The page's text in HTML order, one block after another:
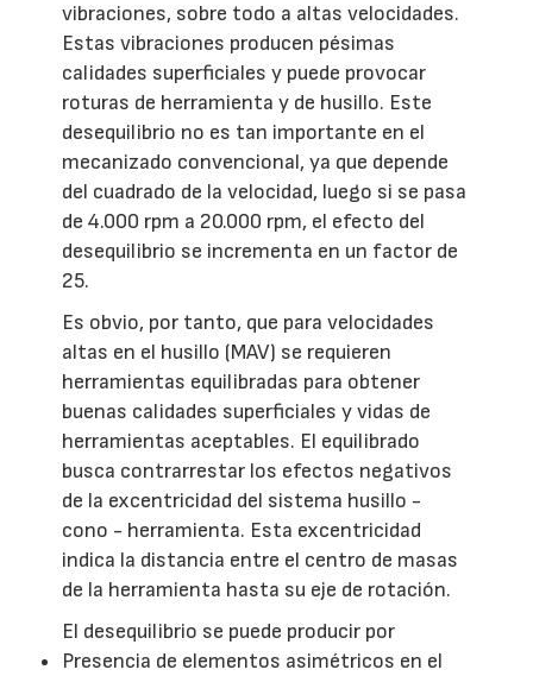
vibraciones, sobre todo a altas velocidades.
Estas vibraciones producen pésimas
calidades superficiales y puede provocar
roturas de herramienta y de husillo. Este
desequilibrio no es tan importante en el
mecanizado convencional, ya que depende
del cuadrado de la velocidad, luego si se pasa
de 4.000 rpm a 20.000 rpm, el efecto del
desequilibrio se incrementa en un factor de
25.
Es obvio, por tanto, que para velocidades
altas en el husillo (MAV) se requieren
herramientas equilibradas para obtener
buenas calidades superficiales y vidas de
herramientas aceptables. El equilibrado
busca contrarrestar los efectos negativos
de la excentricidad del sistema husillo -
cono - herramienta. Esta excentricidad
indica la distancia entre el centro de masas
de la herramienta hasta su eje de rotación.
El desequilibrio se puede producir por
Presencia de elementos asimétricos en el